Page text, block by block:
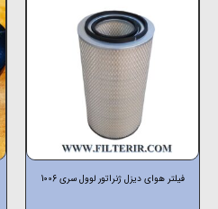
فیلتر هوای دیزل ژنراتور لوول سری 1006